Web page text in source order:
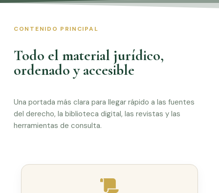
CONTENIDO PRINCIPAL
Todo el material jurídico,
ordenado y accesible
Una portada más clara para llegar rápido a las fuentes
del derecho, la biblioteca digital, las revistas y las
herramientas de consulta.